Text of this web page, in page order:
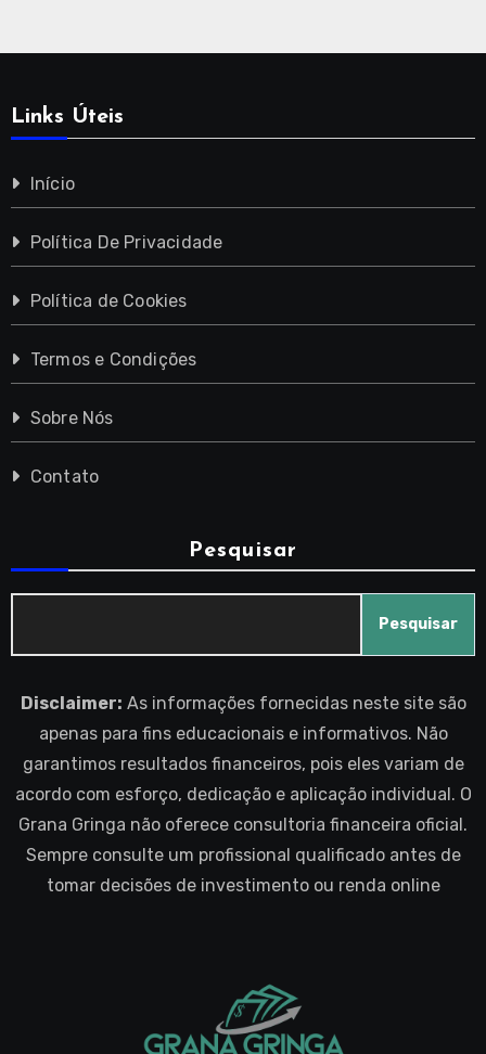
Links Úteis
Início
Política De Privacidade
Política de Cookies
Termos e Condições
Sobre Nós
Contato
Pesquisar
Pesquisar
Disclaimer: As informações fornecidas neste site são
apenas para fins educacionais e informativos. Não
garantimos resultados financeiros, pois eles variam de
acordo com esforço, dedicação e aplicação individual. O
Grana Gringa não oferece consultoria financeira oficial.
Sempre consulte um profissional qualificado antes de
tomar decisões de investimento ou renda online